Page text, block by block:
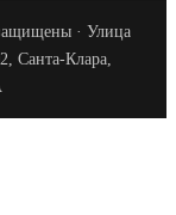
· Улица
Санта-Клара,